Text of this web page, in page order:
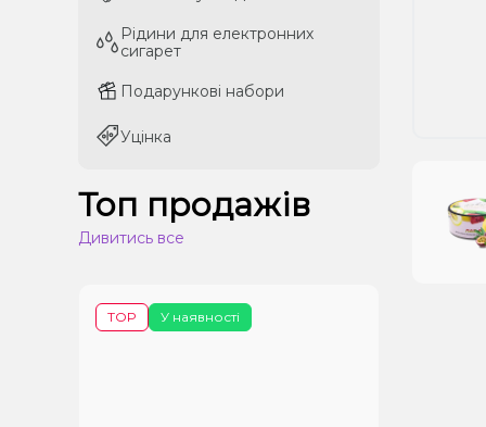
Рідини для електронних
сигарет
Подарункові набори
Уцінка
Рідини для електронних
сигарет
Подарункові набори
Уцінка
Топ продажів
Дивитись все
У наявності
TOP